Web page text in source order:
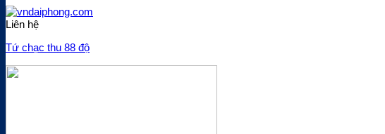
Liên hệ
Tứ chạc thu 88 độ